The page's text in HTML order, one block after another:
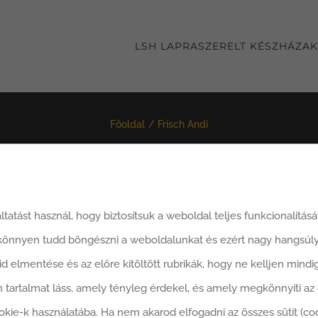
használ, hogy biztosítsuk a weboldal teljes
tudd böngészni a weboldalunkat és ezért nagy
elmentése és az előre kitöltött rubrikák, hogy ne kelljen
tartalmat láss, amely tényleg érdekel, és amely megkönnyíti
k használatába. Ha nem akarod elfogadni az összes sütit
LSH LAPRASZERELT KÉSZHÁZAK
Főoldal Frisch Andi